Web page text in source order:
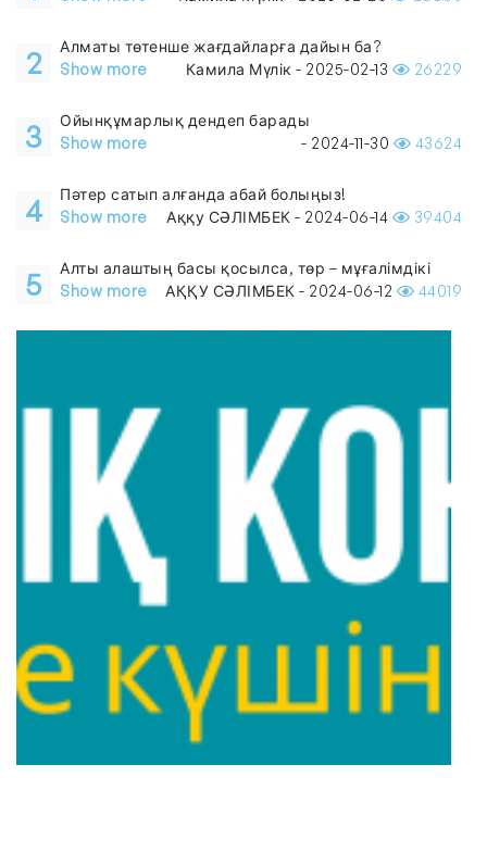
2
Алматы төтенше жағдайларға дайын ба?
Show more
Камила Мүлік - 2025-02-13 26229
3
Ойынқұмарлық дендеп барады
Show more
- 2024-11-30 43624
4
Пәтер сатып алғанда абай болыңыз!
Show more
Аққу СӘЛІМБЕК - 2024-06-14 39404
5
Алты алаштың басы қосылса, төр – мұғалімдікі
Show more
АҚҚУ СӘЛІМБЕК - 2024-06-12 44019